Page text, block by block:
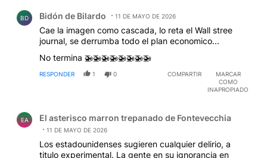
BD Bidón de Bilardo 11 DE MAYO DE 2026
Cae la imagen como cascada, lo reta el Wall stree
journal, se derrumba todo el plan economico...
No termina 🚁🚁🚁🚁🚁🚁🚁🚁
RESPONDER 1 0 COMPARTIR
MARCAR
COMO
INAPROPIADO
EA El asterisco marron trepanado de Fontevecchia
11 DE MAYO DE 2026
Los estadounidenses sugieren cualquier delirio, a
titulo experimental. La gente en su ignorancia en